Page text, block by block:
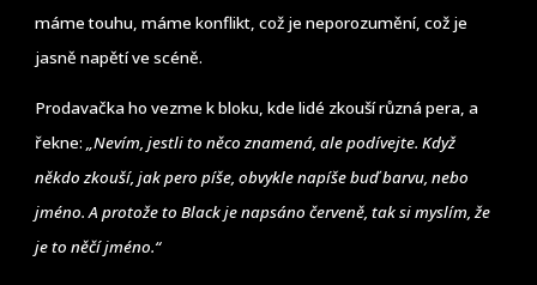
máme touhu, máme konflikt, což je neporozumění, což je
jasně napětí ve scéně.
Prodavačka ho vezme k bloku, kde lidé zkouší různá pera, a
řekne:„Nevím, jestli to něco znamená, ale podívejte. Když
někdo zkouší, jak pero píše, obvykle napíše buď barvu, nebo
jméno. A protože to Black je napsáno červeně, tak si myslím, že
je to něčí jméno.“